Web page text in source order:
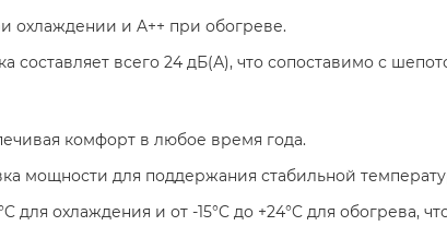
охлаждении и A++ при обогреве.​
составляет всего 24 дБ(А), что сопоставимо с
комфорт в любое время года.​
мощности для поддержания стабильной
для охлаждения и от -15°C до +24°C для обогрева,